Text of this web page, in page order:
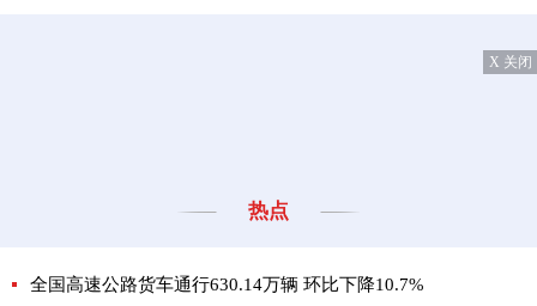
X 关闭
热点
全国高速公路货车通行630.14万辆 环比下降10.7%